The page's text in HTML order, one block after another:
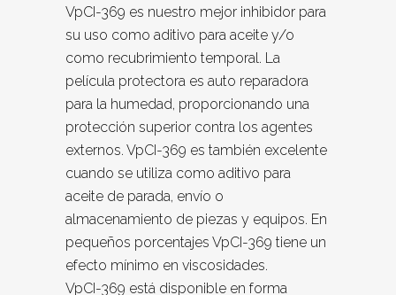
VpCI-369 es nuestro mejor inhibidor para
su uso como aditivo para aceite y/o
como recubrimiento temporal. La
película protectora es auto reparadora
para la humedad, proporcionando una
protección superior contra los agentes
externos. VpCI-369 es también excelente
cuando se utiliza como aditivo para
aceite de parada, envío o
almacenamiento de piezas y equipos. En
pequeños porcentajes VpCI-369 tiene un
efecto mínimo en viscosidades.
VpCI-369 está disponible en forma